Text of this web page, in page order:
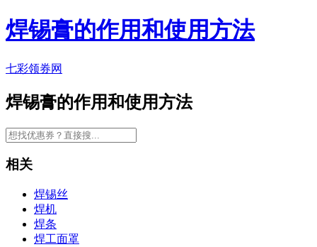
焊锡膏的作用和使用方法
七彩领券网
焊锡膏的作用和使用方法
相关
焊锡丝
焊机
焊条
焊工面罩